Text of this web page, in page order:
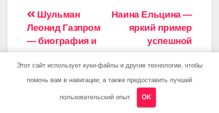
Навигация
по
записям
Наина Ельцина —
яркий пример
успешной
женщины в
политической
сфере, ее
национальность,
биография и
Шульман
Леонид Газпром
— биография и
достижения
Этот сайт использует куки-файлы и другие технологии, чтобы
помочь вам в навигации, а также предоставить лучший
пользовательский опыт. OK